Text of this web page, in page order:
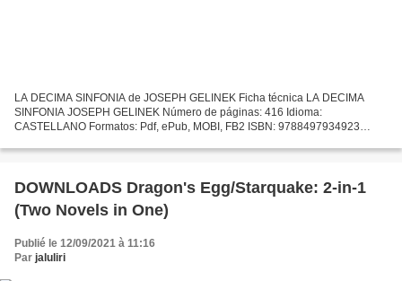
LA DECIMA SINFONIA de JOSEPH GELINEK Ficha técnica LA DECIMA
SINFONIA JOSEPH GELINEK Número de páginas: 416 Idioma:
CASTELLANO Formatos: Pdf, ePub, MOBI, FB2 ISBN: 9788497934923
Descargar...
DOWNLOADS Dragon's Egg/Starquake: 2-in-1
(Two Novels in One)
Publié le 12/09/2021 à 11:16
Par jaluliri